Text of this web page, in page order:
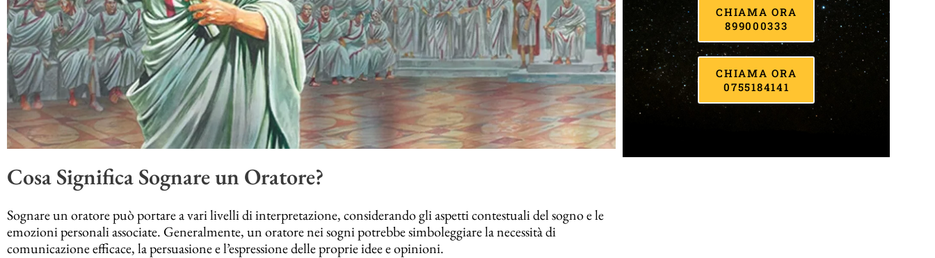
Cosa Significa Sognare un Oratore?
Sognare un oratore può portare a vari livelli di interpretazione, considerando gli aspetti contestuali del sogno e le
emozioni personali associate. Generalmente, un oratore nei sogni potrebbe simboleggiare la necessità di
comunicazione efficace, la persuasione e l’espressione delle proprie idee e opinioni.
CHIAMA ORA
899000333
CHIAMA ORA
0755184141